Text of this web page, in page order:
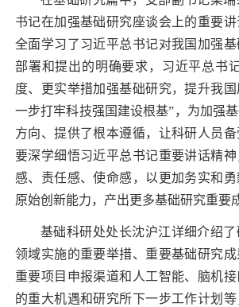
书记在加强基础研究座谈会上的重要
全面学习了习近平总书记对我国加强
部署和提出的明确要求，习近平总书
度、更实举措加强基础研究，提升我
一步打牢科技强国建设根基”，为加强
方向、提供了根本遵循，让科研人员
要深学细悟习近平总书记重要讲话精
感、责任感、使命感，以更加务实和
原始创新能力，产出更多基础研究重要
基础科研处处长沈沪江详细介绍
领域实施的重要举措、重要基础研究
重要项目申报渠道和人工智能、脑机
的重大机遇和研究所下一步工作计划